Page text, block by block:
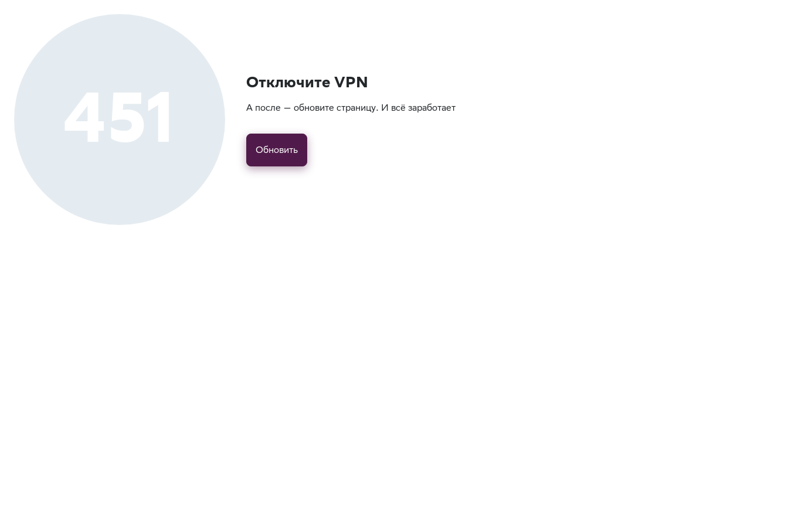
451 Отключите VPN
А после — обновите страницу. И всё заработает
Обновить